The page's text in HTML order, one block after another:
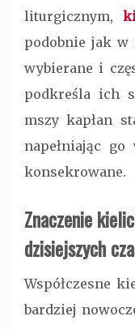
liturgicznym,
podobnie jak w
wybierane i
podkreśla ich
mszy kapłan
napełniając
konsekrowane.
Znaczenie
dzisiejszych
Współczesne
bardziej